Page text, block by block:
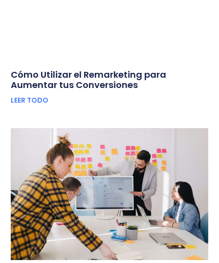
Cómo Utilizar el Remarketing para
Aumentar tus Conversiones
LEER TODO